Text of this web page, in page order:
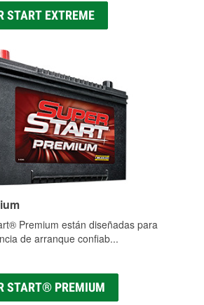
START EXTREME
Premium están diseñadas para
de arranque confiab...
START® PREMIUM